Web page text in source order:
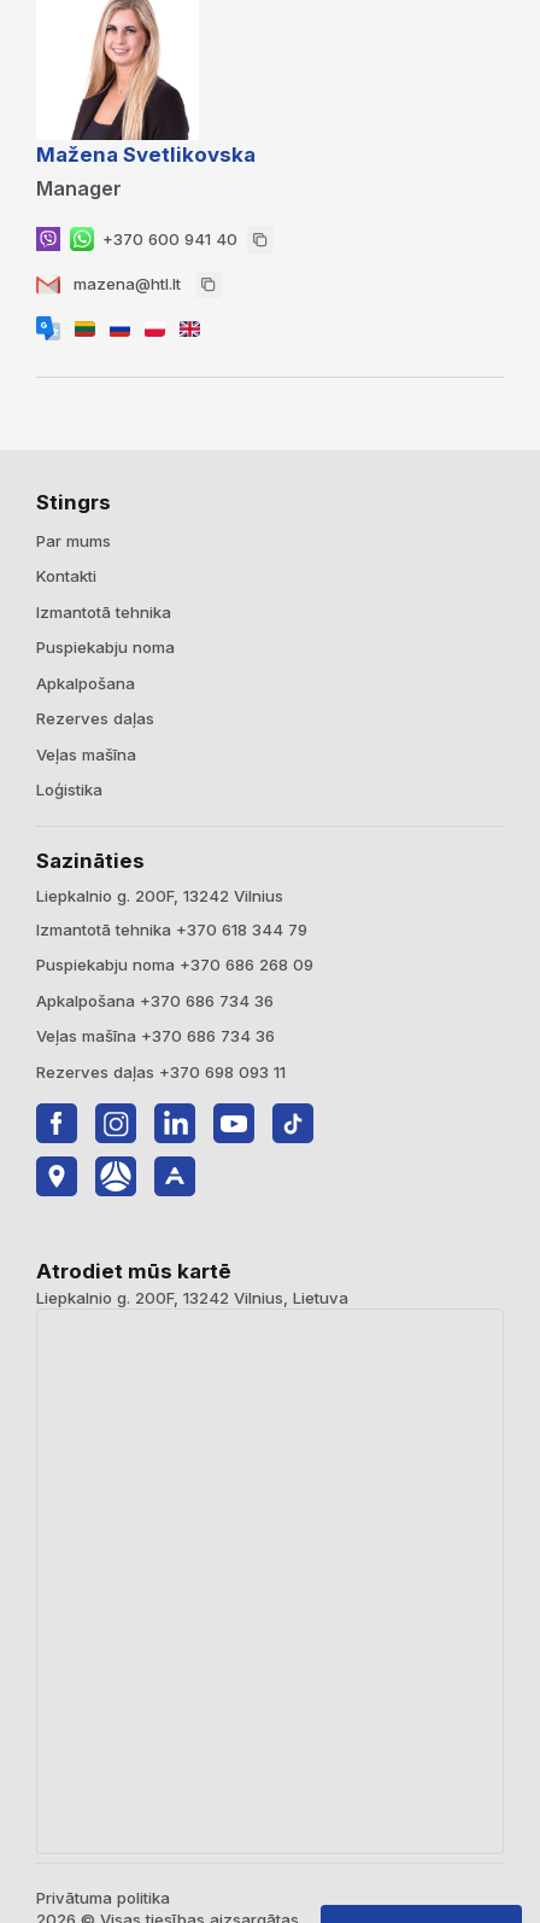
Mažena Svetlikovska
Manager
+370 600 941 40
mazena@htl.lt
Stingrs
Par mums
Kontakti
Izmantotā tehnika
Puspiekabju noma
Apkalpošana
Rezerves daļas
Veļas mašīna
Loģistika
Sazināties
Liepkalnio g. 200F, 13242 Vilnius
Izmantotā tehnika +370 618 344 79
Puspiekabju noma +370 686 268 09
Apkalpošana +370 686 734 36
Veļas mašīna +370 686 734 36
Rezerves daļas +370 698 093 11
Atrodiet mūs kartē
Liepkalnio g. 200F, 13242 Vilnius, Lietuva
Privātuma politika